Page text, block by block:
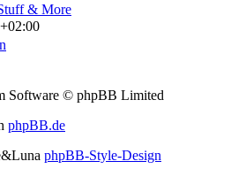
& More
Software © phpBB Limited
phpBB.de
phpBB-Style-Design